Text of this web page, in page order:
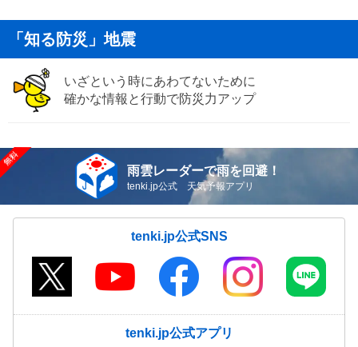
「知る防災」地震
いざという時にあわてないために
確かな情報と行動で防災力アップ
雨雲レーダーで雨を回避！
tenki.jp公式 天気予報アプリ
tenki.jp公式SNS
tenki.jp公式アプリ